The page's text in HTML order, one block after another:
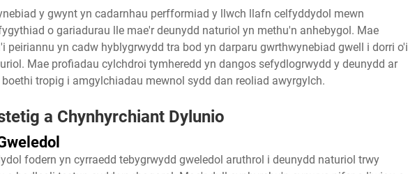
y gwynt yn cadarnhau perfformiad y llwch llafn celfyddydol mewn
o gariadurau lle mae'r deunydd naturiol yn methu'n anhebygol. Mae
peiriannu yn cadw hyblygrwydd tra bod yn darparu gwrthwynebiad gwell i dorri o'i
Mae profiadau cylchdroi tymheredd yn dangos sefydlogrwydd y deunydd ar
tropig i amgylchiadau mewnol sydd dan reoliad awyrgylch.
a Chynhyrchiant Dylunio
fodern yn cyrraedd tebygrwydd gweledol aruthrol i deunydd naturiol trwy